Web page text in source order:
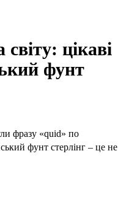
цікаві
фунт
фразу «quid» по
фунт стерлінг – це не